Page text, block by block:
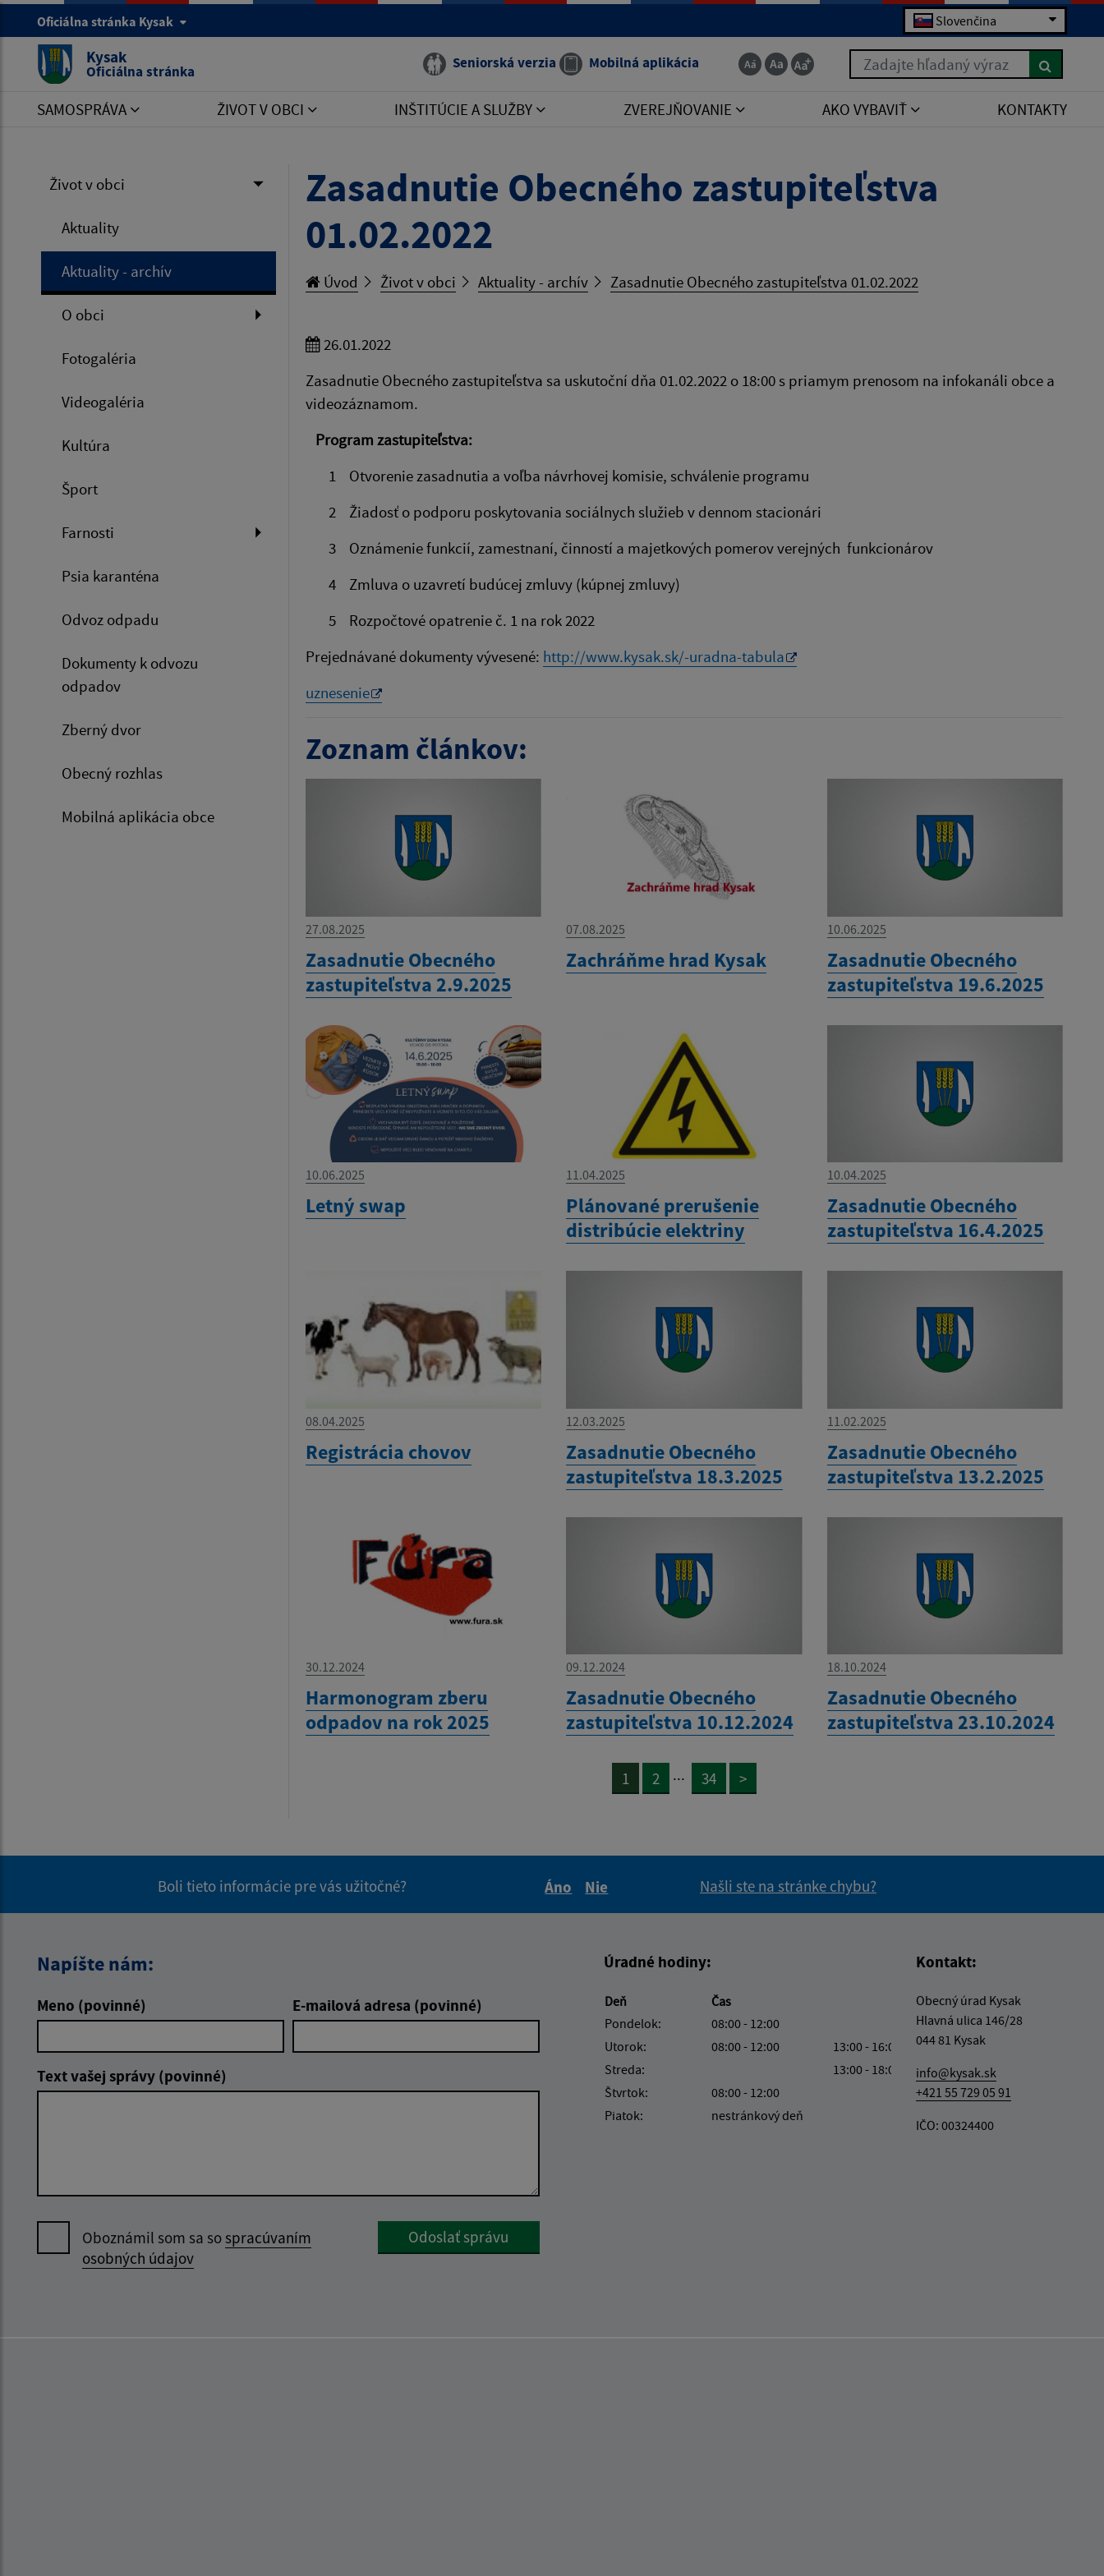
Oficiálna stránka Kysak Slovenčina
Kysak
Oficiálna stránka Seniorská verzia Mobilná aplikácia Zadajte hľadaný výraz
SAMOSPRÁVA ŽIVOT V OBCI INŠTITÚCIE A SLUŽBY ZVEREJŇOVANIE AKO VYBAVIŤ KONTAKTY
Život v obci
Aktuality
Aktuality - archív
O obci
Fotogaléria
Videogaléria
Kultúra
Šport
Farnosti
Psia karanténa
Odvoz odpadu
Dokumenty k odvozu
odpadov
Zberný dvor
Obecný rozhlas
Mobilná aplikácia obce
Zasadnutie Obecného zastupiteľstva
01.02.2022
Úvod Život v obci Aktuality - archív Zasadnutie Obecného zastupiteľstva 01.02.2022
26.01.2022
Zasadnutie Obecného zastupiteľstva sa uskutoční dňa 01.02.2022 o 18:00 s priamym prenosom na infokanáli obce a
videozáznamom.
Program zastupiteľstva:
1 Otvorenie zasadnutia a voľba návrhovej komisie, schválenie programu
2 Žiadosť o podporu poskytovania sociálnych služieb v dennom stacionári
3 Oznámenie funkcií, zamestnaní, činností a majetkových pomerov verejných funkcionárov
4 Zmluva o uzavretí budúcej zmluvy (kúpnej zmluvy)
5 Rozpočtové opatrenie č. 1 na rok 2022
Prejednávané dokumenty vývesené: http://www.kysak.sk/-uradna-tabula
uznesenie
Zoznam článkov:
27.08.2025
Zasadnutie Obecného
zastupiteľstva 2.9.2025
07.08.2025
Zachráňme hrad Kysak
10.06.2025
Zasadnutie Obecného
zastupiteľstva 19.6.2025
10.06.2025
Letný swap
11.04.2025
Plánované prerušenie
distribúcie elektriny
10.04.2025
Zasadnutie Obecného
zastupiteľstva 16.4.2025
08.04.2025
Registrácia chovov
12.03.2025
Zasadnutie Obecného
zastupiteľstva 18.3.2025
11.02.2025
Zasadnutie Obecného
zastupiteľstva 13.2.2025
30.12.2024
Harmonogram zberu
odpadov na rok 2025
09.12.2024
Zasadnutie Obecného
zastupiteľstva 10.12.2024
18.10.2024
Zasadnutie Obecného
zastupiteľstva 23.10.2024
1 2 ... 34 >
Boli tieto informácie pre vás užitočné?
Áno
Nie
Našli ste na stránke chybu?
Napíšte nám:
Meno (povinné) E-mailová adresa (povinné)
Text vašej správy (povinné)
Oboznámil som sa sospracúvaním
osobných údajov
Google reCaptcha Response
Odoslať správu
Úradné hodiny:
Deň
Čas
Pondelok:
08:00 - 12:00
Utorok:
08:00 - 12:00
13:00 - 16:00
Streda:
13:00 - 18:00
Štvrtok:
08:00 - 12:00
Piatok:
nestránkový deň
Kontakt:
Obecný úrad Kysak
Hlavná ulica 146/28
044 81 Kysak
info@kysak.sk
+421 55 729 05 91
IČO: 00324400